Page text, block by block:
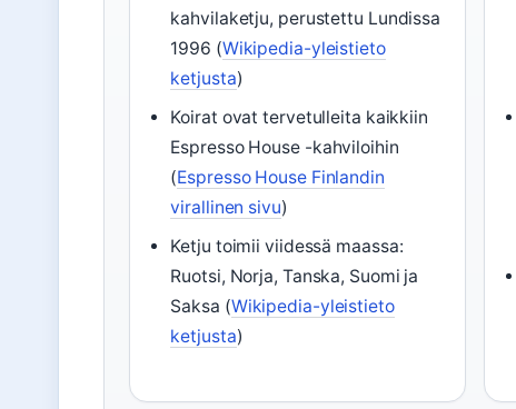
kahvilaketju, perustettu Lundissa
1996 (Wikipedia-yleistieto
ketjusta)
Koirat ovat tervetulleita kaikkiin
Espresso House -kahviloihin
(Espresso House Finlandin
virallinen sivu)
Ketju toimii viidessä maassa:
Ruotsi, Norja, Tanska, Suomi ja
Saksa (Wikipedia-yleistieto
ketjusta)